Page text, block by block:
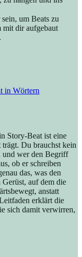
um Beats zu
mit dir aufgebaut
in Wörtern
Story-Beat ist eine
trägt. Du brauchst kein
und wer den Begriff
ob er schreiben
das, was den
auf dem die
anstatt
erklärt die
sich damit verwirren,